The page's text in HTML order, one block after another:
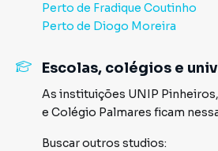
Perto de Fradique Coutinho
Perto de Diogo Moreira
Escolas, colégios e
As instituições UNIP Pinheiros,
e Colégio Palmares ficam
Buscar outros studios: